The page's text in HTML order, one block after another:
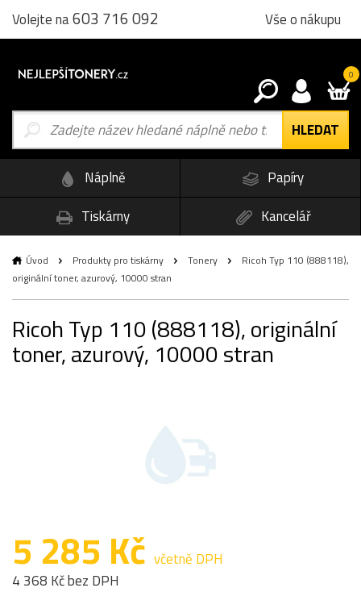
Volejte na603 716 092 Vše o nákupu
0
Náplně
Papíry
Tiskárny
Kancelář
Úvod Produkty pro tiskárny Tonery
Ricoh Typ 110 (888118),
originální toner, azurový, 10000 stran
Ricoh Typ 110 (888118), originální
toner, azurový, 10000 stran
5 285 Kč včetně DPH
4 368 Kč bez DPH